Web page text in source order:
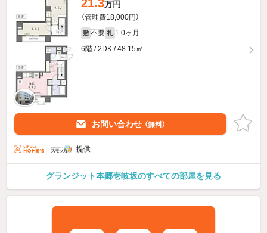
21.3万円
（管理費18,000円）
敷 不要 礼 1.0ヶ月
6階 / 2DK / 48.15㎡
お問い合わせ （無料）
提供
グランジット本郷壱岐坂のすべての部屋を見る